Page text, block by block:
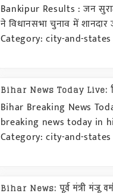
Bankipur Results : जन सुराज
ने विधानसभा चुनाव में शानदार
Category: city-and-states
Bihar News Today Live:
Bihar Breaking News
breaking news today in
Category: city-and-states
Bihar News: पूर्व मंत्री मंजू